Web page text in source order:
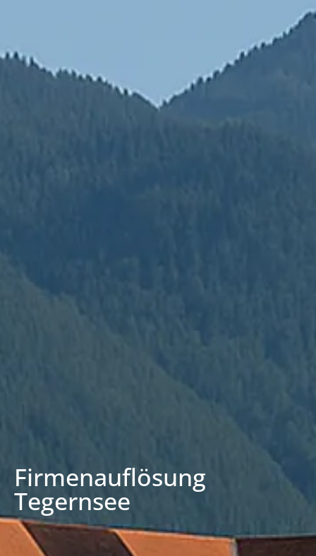
Firmenauflösung
Tegernsee